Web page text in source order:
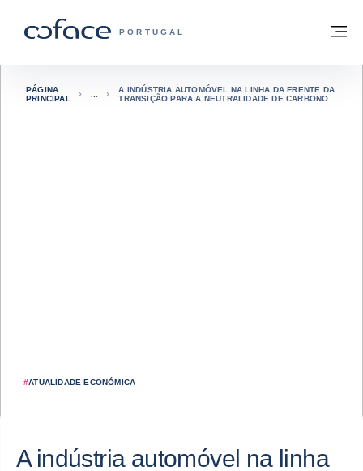
COFACE FOR TRADE - HOMEPAGE DO
PORTUGAL
Voltar à página principal
#ATUALIDADE ECONÓMICA
PÁGINA
PRINCIPAL
A INDÚSTRIA AUTOMÓVEL NA LINHA DA FRENTE DA
TRANSIÇÃO PARA A NEUTRALIDADE DE CARBONO
A indústria automóvel na linha